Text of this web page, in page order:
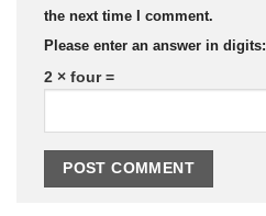
the next time I comment.
Please enter an answer in digits:
2 × four =